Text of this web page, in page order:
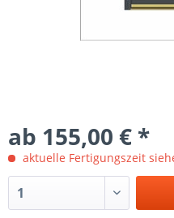
ab 155,00 € *
aktuelle Fertigungszeit